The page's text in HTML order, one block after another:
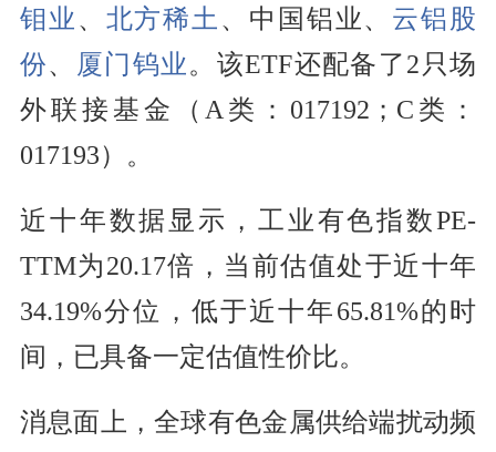
钼业、 北方稀土、中国铝业、 云铝股
份、 厦门钨业。该ETF还配备了2只场
外联接基金（A类：017192；C类：
017193）。
近十年数据显示，工业有色指数PE-
TTM为20.17倍，当前估值处于近十年
34.19%分位，低于近十年65.81%的时
间，已具备一定估值性价比。
消息面上，全球有色金属供给端扰动频